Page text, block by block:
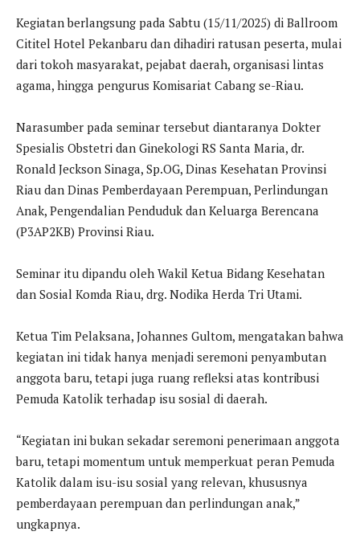
Kegiatan berlangsung pada Sabtu (15/11/2025) di Ballroom
Cititel Hotel Pekanbaru dan dihadiri ratusan peserta, mulai
dari tokoh masyarakat, pejabat daerah, organisasi lintas
agama, hingga pengurus Komisariat Cabang se-Riau.
Narasumber pada seminar tersebut diantaranya Dokter
Spesialis Obstetri dan Ginekologi RS Santa Maria, dr.
Ronald Jeckson Sinaga, Sp.OG, Dinas Kesehatan Provinsi
Riau dan Dinas Pemberdayaan Perempuan, Perlindungan
Anak, Pengendalian Penduduk dan Keluarga Berencana
(P3AP2KB) Provinsi Riau.
Seminar itu dipandu oleh Wakil Ketua Bidang Kesehatan
dan Sosial Komda Riau, drg. Nodika Herda Tri Utami.
Ketua Tim Pelaksana, Johannes Gultom, mengatakan bahwa
kegiatan ini tidak hanya menjadi seremoni penyambutan
anggota baru, tetapi juga ruang refleksi atas kontribusi
Pemuda Katolik terhadap isu sosial di daerah.
“Kegiatan ini bukan sekadar seremoni penerimaan anggota
baru, tetapi momentum untuk memperkuat peran Pemuda
Katolik dalam isu-isu sosial yang relevan, khususnya
pemberdayaan perempuan dan perlindungan anak,”
ungkapnya.